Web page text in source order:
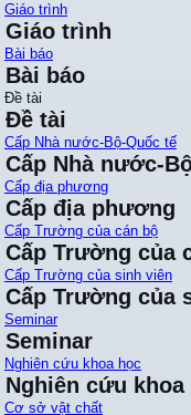
Giáo trình
Giáo trình
Bài báo
Bài báo
Đề tài
Đề tài
Cấp Nhà nước-Bộ-Quốc tế
Cấp Nhà nước-
Cấp địa phương
Cấp địa phương
Cấp Trường của cán bộ
Cấp Trường của
Cấp Trường của sinh viên
Cấp Trường của
Seminar
Seminar
Nghiên cứu khoa học
Nghiên cứu khoa
Cơ sở vật chất